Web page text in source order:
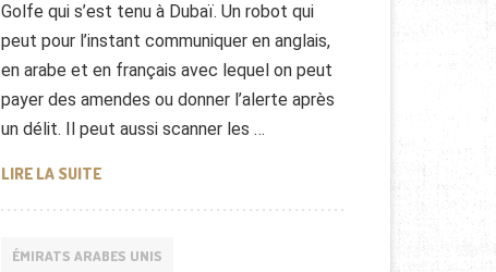
Golfe qui s’est tenu à Dubaï. Un robot qui
peut pour l’instant communiquer en anglais,
en arabe et en français avec lequel on peut
payer des amendes ou donner l’alerte après
un délit. Il peut aussi scanner les …
LIRE LA SUITELES ROBOTS FONT LA UNE DU GITEX À DUBAI
ÉMIRATS ARABES UNIS